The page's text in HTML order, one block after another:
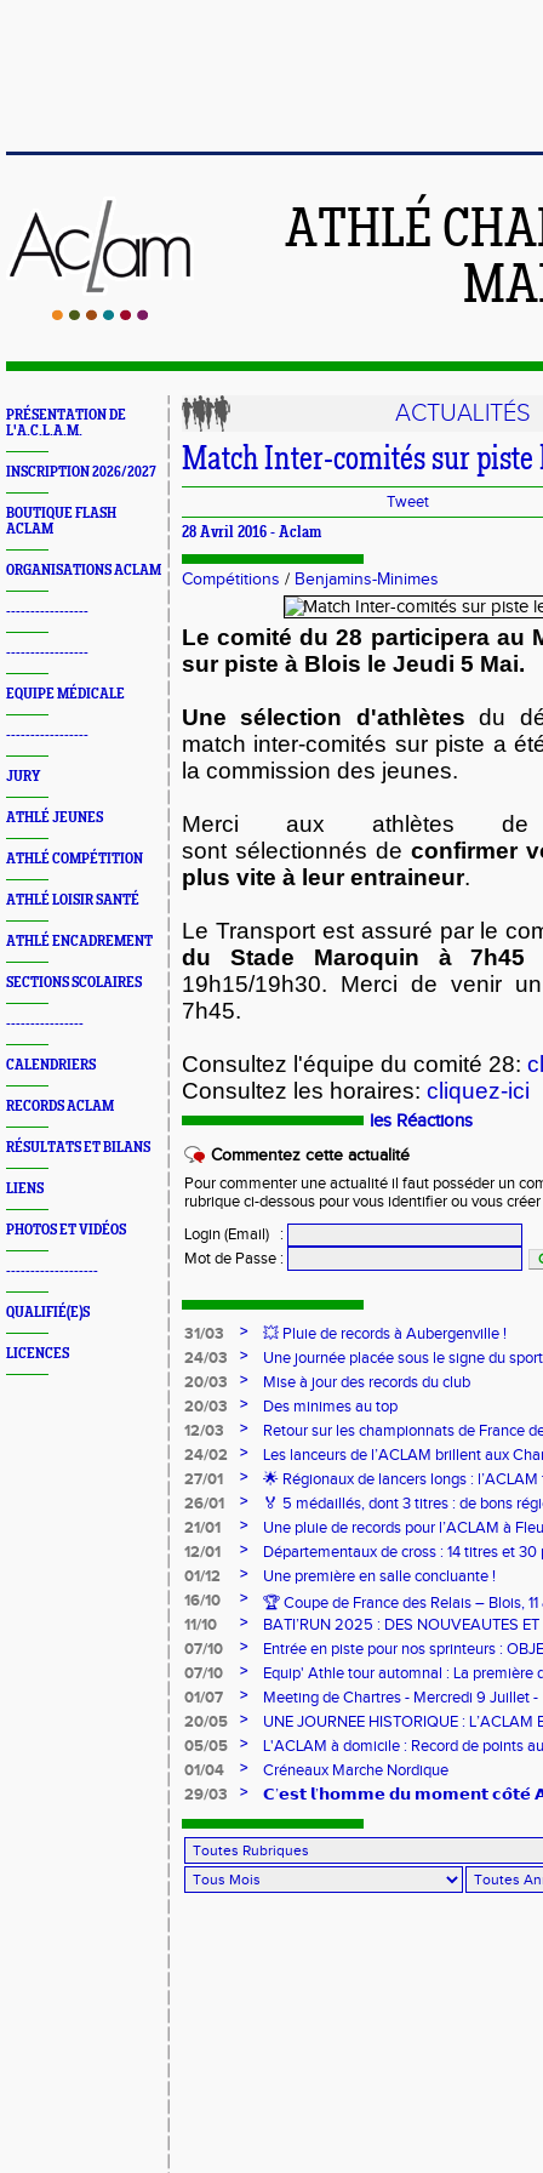
ATHLÉ
PRÉSENTATION DE
L'A.C.L.A.M.
INSCRIPTION 2026/2027
BOUTIQUE FLASH
ACLAM
ORGANISATIONS ACLAM
-----------------
-----------------
EQUIPE MÉDICALE
-----------------
JURY
ATHLÉ JEUNES
ATHLÉ COMPÉTITION
ATHLÉ LOISIR SANTÉ
ATHLÉ ENCADREMENT
SECTIONS SCOLAIRES
----------------
CALENDRIERS
RECORDS ACLAM
RÉSULTATS ET BILANS
LIENS
PHOTOS ET VIDÉOS
-------------------
QUALIFIÉ(E)S
LICENCES
ACTUALITÉS
Match Inter-comités sur piste
Tweet
28 Avril 2016 - Aclam
Compétitions / Benjamins-Minimes
Le comité du 28 participera au
sur piste à Blois le Jeudi 5 Mai.
Une sélection d'athlètes du
match inter-comités sur piste a
la commission des jeunes.
Merci aux athlètes de
sont sélectionnés de confirmer
plus vite à leur entraineur.
Le Transport est assuré par le
du Stade Maroquin à 7h45
19h15/19h30. Merci de venir
7h45.
Consultez l'équipe du comité 28:
Consultez les horaires: cliquez-ici
les Réactions
Commentez cette actualité
Pour commenter une actualité il faut posséder un
rubrique ci-dessous pour vous identifier ou vous
Login (Email)
:
Mot de Passe :
31/03 >
💥 Pluie de records à Aubergenville !
24/03
>
Une journée placée sous le signe du
20/03
>
Mise à jour des records du club
20/03
>
Des minimes au top
12/03
>
Retour sur les championnats de France
24/02
>
Les lanceurs de l’ACLAM brillent aux
Lancers Longs à Nice
27/01 >
🌟 Régionaux de lancers longs :
sur-Loire
26/01 >
🏅 5 médaillés, dont 3 titres : de bons
pour l’Aclam !
21/01 >
Une pluie de records pour l’ACLAM à
12/01
>
Départementaux de cross : 14 titres et 30
01/12
>
Une première en salle concluante !
16/10
>
🏆 Coupe de France des Relais – Blois,
11/10
>
BATI’RUN 2025 : DES NOUVEAUTES
07/10
>
Entrée en piste pour nos sprinteurs :
FRANCE !
07/10 >
Equip' Athle tour automnal : La première
jeunes !
01/07 >
Meeting de Chartres - Mercredi 9 Juillet
20/05
>
UNE JOURNEE HISTORIQUE : L’ACLAM
05/05
>
L'ACLAM à domicile : Record de points
01/04
>
Créneaux Marche Nordique
29/03
> 𝗖’𝗲𝘀𝘁 𝗹’𝗵𝗼𝗺𝗺𝗲 𝗱𝘂 𝗺𝗼𝗺𝗲𝗻𝘁 𝗰𝗼̂𝘁𝗲́